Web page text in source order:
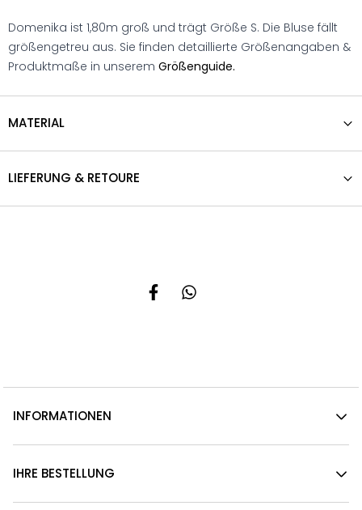
Domenika ist 1,80m groß und trägt Größe S. Die Bluse fällt
größengetreu aus. Sie finden detaillierte Größenangaben &
Produktmaße in unserem Größenguide.
MATERIAL
LIEFERUNG & RETOURE
INFORMATIONEN
IHRE BESTELLUNG